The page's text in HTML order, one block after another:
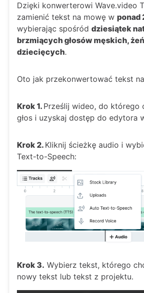
Dzięki konwerterowi Wave.video
zamienić tekst na mowę w ponad
wybierając spośród dziesiątek
brzmiących głosów męskich,
dziecięcych.
Oto jak przekonwertować tekst
Krok 1. Prześlij wideo, do którego
głos i uzyskaj dostęp do edytora
Krok 2. Kliknij ścieżkę audio i
Text-to-Speech:
Krok 3. Wybierz tekst, którego
nowy tekst lub tekst z projektu.